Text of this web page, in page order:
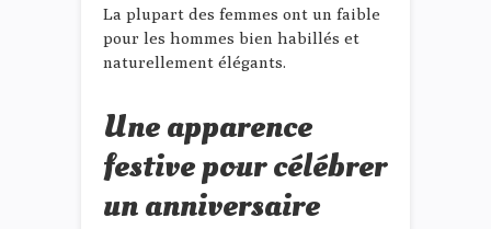
La plupart des femmes ont un faible
pour les hommes bien habillés et
naturellement élégants.
Une apparence
festive pour célébrer
un anniversaire